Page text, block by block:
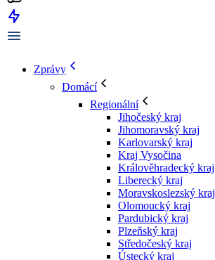
Zprávy
Domácí
Regionální
Jihočeský kraj
Jihomoravský kraj
Karlovarský kraj
Kraj Vysočina
Králověhradecký kraj
Liberecký kraj
Moravskoslezský kraj
Olomoucký kraj
Pardubický kraj
Plzeňský kraj
Středočeský kraj
Ústecký kraj